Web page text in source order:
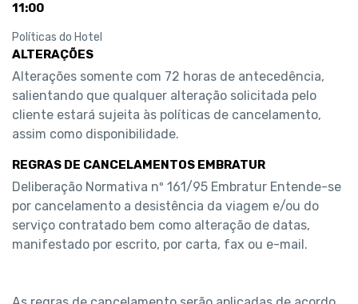
11:00
Políticas do Hotel
ALTERAÇÕES
Alterações somente com 72 horas de antecedência,
salientando que qualquer alteração solicitada pelo
cliente estará sujeita às políticas de cancelamento,
assim como disponibilidade.
REGRAS DE CANCELAMENTOS EMBRATUR
Deliberação Normativa nº 161/95 Embratur Entende-se
por cancelamento a desistência da viagem e/ou do
serviço contratado bem como alteração de datas,
manifestado por escrito, por carta, fax ou e-mail.